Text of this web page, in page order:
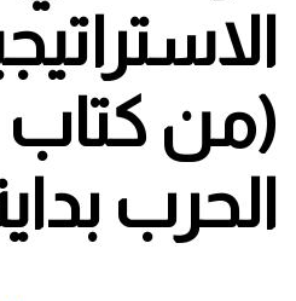
(من
الحرب